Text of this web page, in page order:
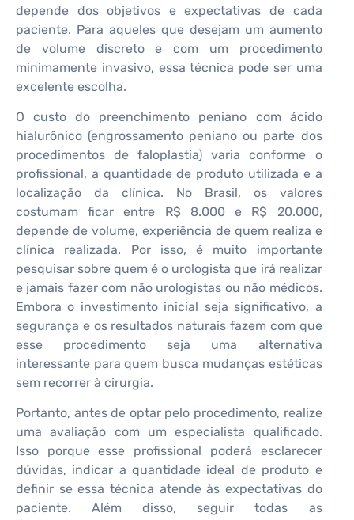
depende dos objetivos e expectativas de cada
paciente. Para aqueles que desejam um aumento
de volume discreto e com um procedimento
minimamente invasivo, essa técnica pode ser uma
excelente escolha.
O custo do preenchimento peniano com ácido
hialurônico (engrossamento peniano ou parte dos
procedimentos de faloplastia) varia conforme o
profissional, a quantidade de produto utilizada e a
localização da clínica. No Brasil, os valores
costumam ficar entre R$ 8.000 e R$ 20.000,
depende de volume, experiência de quem realiza e
clínica realizada. Por isso, é muito importante
pesquisar sobre quem é o urologista que irá realizar
e jamais fazer com não urologistas ou não médicos.
Embora o investimento inicial seja significativo, a
segurança e os resultados naturais fazem com que
esse procedimento seja uma alternativa
interessante para quem busca mudanças estéticas
sem recorrer à cirurgia.
Portanto, antes de optar pelo procedimento, realize
uma avaliação com um especialista qualificado.
Isso porque esse profissional poderá esclarecer
dúvidas, indicar a quantidade ideal de produto e
definir se essa técnica atende às expectativas do
paciente. Além disso, seguir todas as